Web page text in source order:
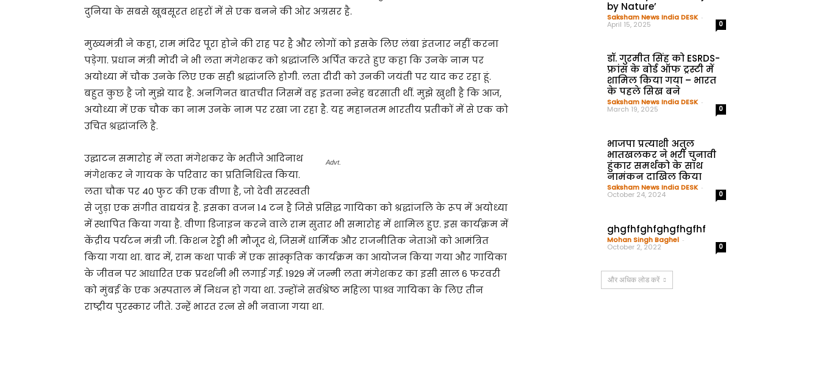
दुनिया के सबसे खूबसूरत शहरों में से एक बनने की ओर अग्रसर है.
मुख्यमंत्री ने कहा, राम मंदिर पूरा होने की राह पर है और लोगों को इसके लिए लंबा इंतजार नहीं करना
पड़ेगा. प्रधान मंत्री मोदी ने भी लता मंगेशकर को श्रद्धांजलि अर्पित करते हुए कहा कि उनके नाम पर
अयोध्या में चौक उनके लिए एक सही श्रद्धांजलि होगी. लता दीदी को उनकी जयंती पर याद कर रहा हूं.
बहुत कुछ है जो मुझे याद है. अनगिनत बातचीत जिसमें वह इतना स्नेह बरसाती थीं. मुझे खुशी है कि आज,
अयोध्या में एक चौक का नाम उनके नाम पर रखा जा रहा है. यह महानतम भारतीय प्रतीकों में से एक को
उचित श्रद्धांजलि है.
Advt.
उद्घाटन समारोह में लता मंगेशकर के भतीजे आदिनाथ
मंगेशकर ने गायक के परिवार का प्रतिनिधित्व किया.
लता चौक पर 40 फुट की एक वीणा है, जो देवी सरस्वती
से जुड़ा एक संगीत वाद्ययंत्र है. इसका वजन 14 टन है जिसे प्रसिद्ध गायिका को श्रद्धांजलि के रूप में अयोध्या
में स्थापित किया गया है. वीणा डिजाइन करने वाले राम सुतार भी समारोह में शामिल हुए. इस कार्यक्रम में
केंद्रीय पर्यटन मंत्री जी. किशन रेड्डी भी मौजूद थे, जिसमें धार्मिक और राजनीतिक नेताओं को आमंत्रित
किया गया था. बाद में, राम कथा पार्क में एक सांस्कृतिक कार्यक्रम का आयोजन किया गया और गायिका
के जीवन पर आधारित एक प्रदर्शनी भी लगाई गई. 1929 में जन्मी लता मंगेशकर का इसी साल 6 फरवरी
को मुंबई के एक अस्पताल में निधन हो गया था. उन्होंने सर्वश्रेष्ठ महिला पाश्र्व गायिका के लिए तीन
राष्ट्रीय पुरस्कार जीते. उन्हें भारत रत्न से भी नवाजा गया था.
by Nature’
Saksham News India DESK -
April 15, 2025 0
डॉ. गुरमीत सिंह को ESRDS-
फ्रांस के बोर्ड ऑफ ट्रस्टी में
शामिल किया गया – भारत
के पहले सिख बने
Saksham News India DESK -
March 19, 2025 0
भाजपा प्रत्याशी अतुल
भातखलकर ने भरी चुनावी
हुंकार समर्थको के साथ
नामंकन दाखिल किया
Saksham News India DESK -
October 24, 2024 0
ghgfhfghfghgfhgfhf
Mohan Singh Baghel -
October 2, 2022 0
और अधिक लोड करें